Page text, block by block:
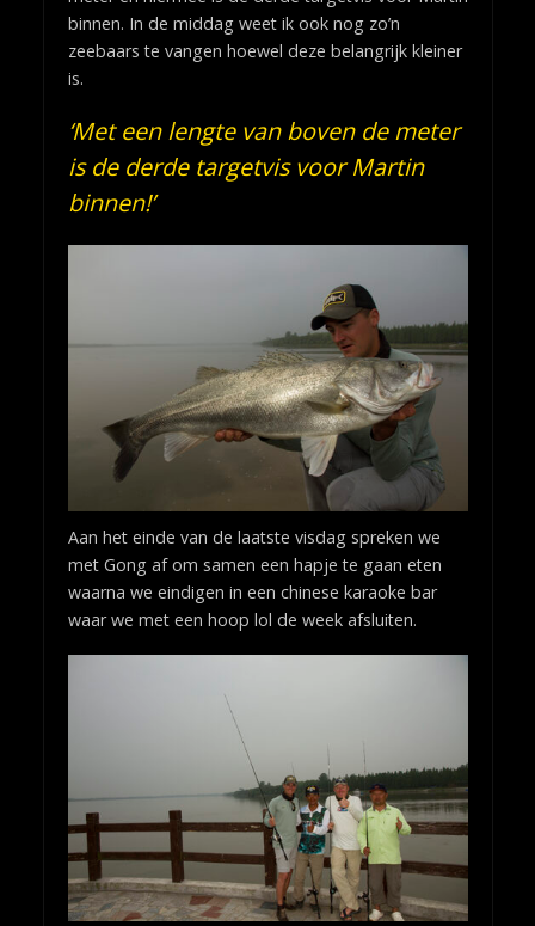
binnen. In de middag weet ik ook nog zo’n
zeebaars te vangen hoewel deze belangrijk kleiner
is.
‘Met een lengte van boven de meter
is de derde targetvis voor Martin
binnen!’
Aan het einde van de laatste visdag spreken we
met Gong af om samen een hapje te gaan eten
waarna we eindigen in een chinese karaoke bar
waar we met een hoop lol de week afsluiten.